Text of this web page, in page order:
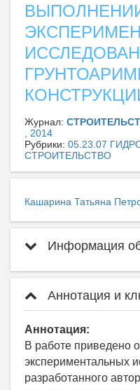
Журнал:
, 2014
Рубрики: 05.23.07
СТРОИТЕЛЬСТВО
Кашарина Татьяна
Информация
Аннотация и
Аннотация:
В работе приведено
экспериментальных
разработанного